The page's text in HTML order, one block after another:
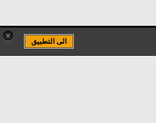
×
الى التطبيق